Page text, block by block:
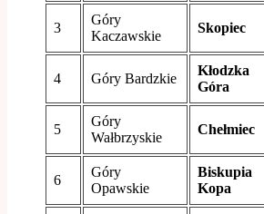
3
Góry
Kaczawskie
Skopiec
4 Góry Bardzkie
Kłodzka
Góra
5
Góry
Wałbrzyskie
Chełmiec
6
Góry
Opawskie
Biskupia
Kopa